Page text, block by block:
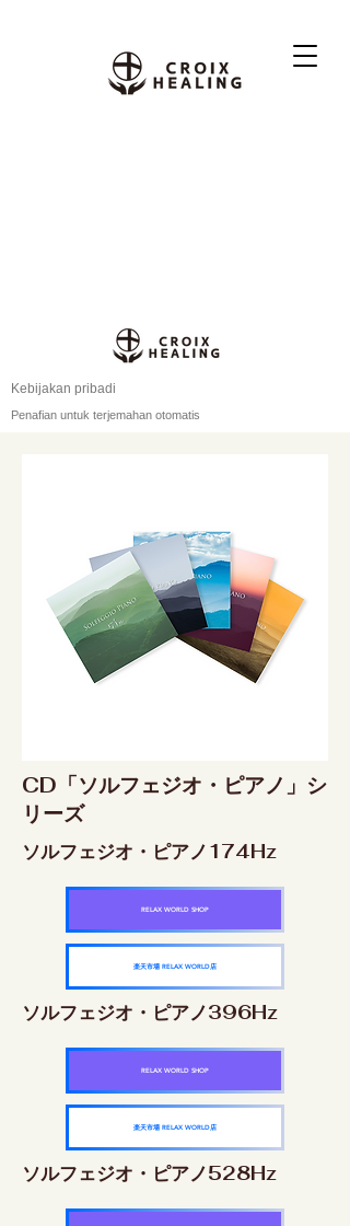
Kebijakan pribadi
Penafian untuk terjemahan otomatis
CD「ソルフェジオ・ピアノ」シ
リーズ
ソルフェジオ・ピアノ174Hz
RELAX WORLD SHOP
楽天市場 RELAX WORLD店
ソルフェジオ・ピアノ396Hz
RELAX WORLD SHOP
楽天市場 RELAX WORLD店
ソルフェジオ・ピアノ528Hz